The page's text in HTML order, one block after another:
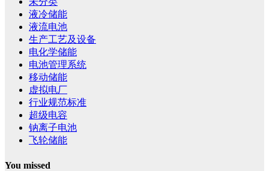
液冷储能
液流电池
生产工艺及设备
电化学储能
电池管理系统
移动储能
虚拟电厂
行业规范标准
超级电容
钠离子电池
飞轮储能
You missed